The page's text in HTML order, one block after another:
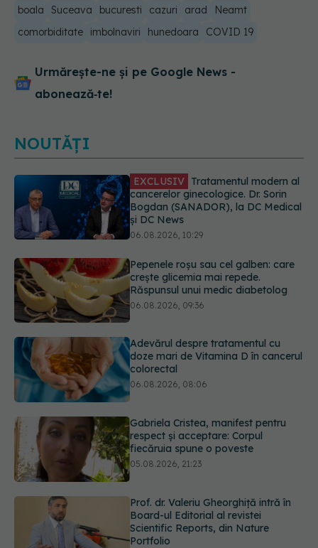
boala Suceava bucuresti cazuri arad
Neamt
comorbiditate
imbolnaviri hunedoara COVID 19
Urmărește-ne și pe Google News -
abonează‑te!
NOUTĂȚI
Pepenele roșu sau cel galben: care
crește glicemia mai repede.
Răspunsul unui medic diabetolog
06.08.2026, 09:36
Adevărul despre tratamentul cu
doze mari de Vitamina D în cancerul
colorectal
Gabriela Cristea, manifest pentru
respect și acceptare: Corpul
fiecăruia spune o poveste
Prof. dr. Valeriu Gheorghiță intră în
Board-ul Editorial al revistei
Scientific Reports, din Nature
Portfolio
EXCLUSIV Tratamentul modern al
cancerelor ginecologice. Dr. Sorin
Bogdan (SANADOR), la DC Medical
URMĂREȘTE-NE ȘI PE: